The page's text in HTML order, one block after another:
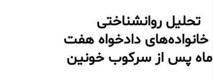
تحلیل روانشناختی
خانواده‌های دادخواه هفت
ماه پس از سرکوب خونین